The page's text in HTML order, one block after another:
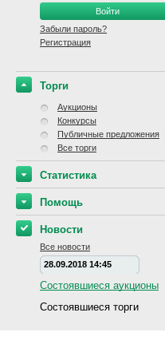
Забыли пароль?
Регистрация
Торги
Аукционы
Конкурсы
Публичные предложения
Все торги
Статистика
Помощь
Новости
Все новости
28.09.2018 14:45
Состоявшиеся аукционы
Состоявшиеся торги